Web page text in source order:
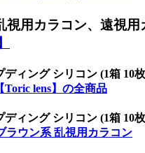
用カラコン、遠視
ディング シリコン (1箱
Toric lens】の全商品
ディング シリコン (1箱
ラウン系 乱視用カラコン